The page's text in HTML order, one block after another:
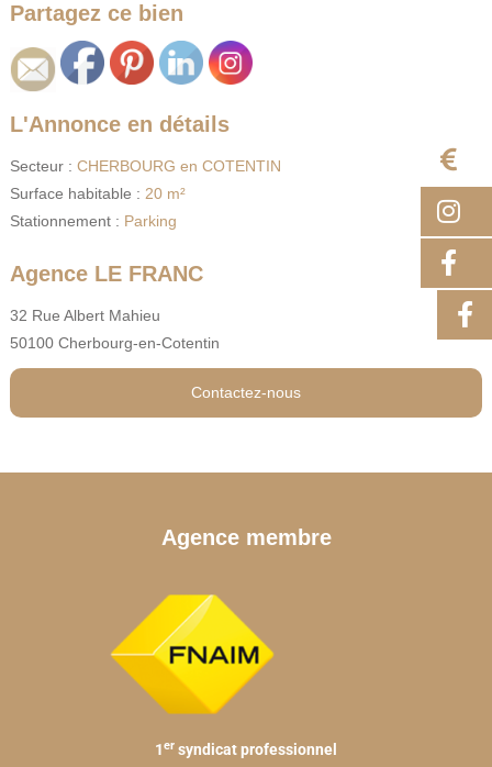
Partagez ce bien
L'Annonce en détails
Secteur : CHERBOURG en COTENTIN
Surface habitable : 20 m²
Stationnement : Parking
Agence LE FRANC
32 Rue Albert Mahieu
50100 Cherbourg-en-Cotentin
Contactez-nous
Agence membre
1er syndicat professionnel